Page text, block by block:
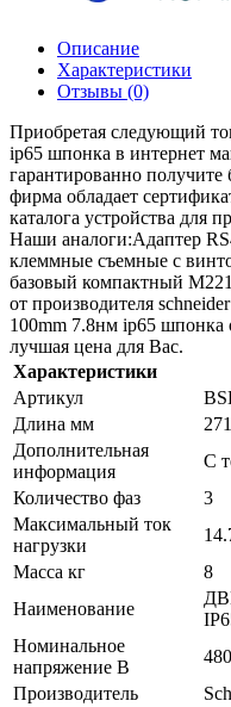
Описание
Характеристики
Отзывы (0)
Приобретая следующий
ip65 шпонка в интернет
гарантированно
фирма обладает
каталога устройства для
Наши аналоги:Адаптер
клеммные съемные с
базовый компактный
от производителя
100mm 7.8нм ip65 шпонка
лучшая цена для Вас.
Характеристики
Артикул
Длина мм
Дополнительная
информация
С
Количество фаз
3
Максимальный ток
нагрузки
Масса кг
8
Наименование
Номинальное
напряжение В
480
Производитель